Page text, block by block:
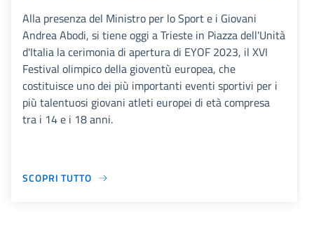
Alla presenza del Ministro per lo Sport e i Giovani
Andrea Abodi, si tiene oggi a Trieste in Piazza dell'Unità
d'Italia la cerimonia di apertura di EYOF 2023, il XVI
Festival olimpico della gioventù europea, che
costituisce uno dei più importanti eventi sportivi per i
più talentuosi giovani atleti europei di età compresa
tra i 14 e i 18 anni.
SCOPRI TUTTO